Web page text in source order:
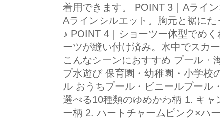
着用できます。 POINT 3｜Aライ
Aラインシルエット。胸元と裾に
♪ POINT 4｜ショーツ一体型でめ
ーツが縫い付け済み。水中でスカ
こんなシーンにおすすめ プール・
プ水遊び 保育園・幼稚園・小学校
ル おうちプール・ビニールプール
選べる10種類のゆめかわ柄 1. キ
ー柄 2. ハートチャームピンク×ハ